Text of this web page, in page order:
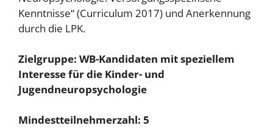
Kenntnisse“ (Curriculum 2017) und Anerkennung
durch die LPK.
Zielgruppe: WB-Kandidaten mit speziellem
Interesse für die Kinder- und
Jugendneuropsychologie
Mindestteilnehmerzahl: 5